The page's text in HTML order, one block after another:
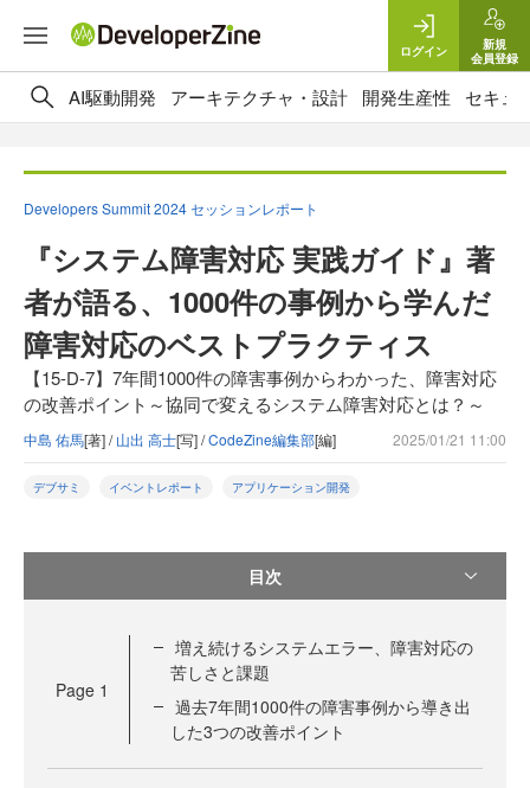
ログイン
新規
会員登録
AI駆動開発 アーキテクチャ・設計 開発生産性 セキュ
Developers Summit 2024 セッションレポート
『システム障害対応 実践ガイド』著
者が語る、1000件の事例から学んだ
障害対応のベストプラクティス
【15-D-7】7年間1000件の障害事例からわかった、障害対応
の改善ポイント～協同で変えるシステム障害対応とは？～
中島 佑馬[著] /山出 高士[写] /CodeZine編集部[編] 2025/01/21 11:00
デブサミ イベントレポート アプリケーション開発
目次
Page 1
増え続けるシステムエラー、障害対応の
苦しさと課題
過去7年間1000件の障害事例から導き出
した3つの改善ポイント